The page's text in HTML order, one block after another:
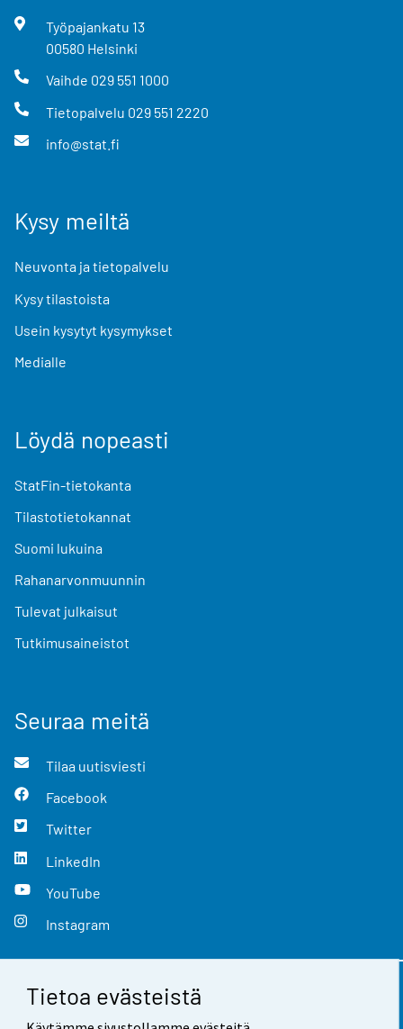
Tietoa evästeistä
Työpajankatu 13
00580 Helsinki
Vaihde 029 551 1000
Tietopalvelu 029 551 2220
info@stat.fi
Kysy meiltä
Neuvonta ja tietopalvelu
Kysy tilastoista
Usein kysytyt kysymykset
Medialle
Löydä nopeasti
StatFin-tietokanta
Tilastotietokannat
Suomi lukuina
Rahanarvonmuunnin
Tulevat julkaisut
Tutkimusaineistot
Seuraa meitä
Tilaa uutisviesti
Facebook
Twitter
LinkedIn
YouTube
Instagram
Yhteystiedot